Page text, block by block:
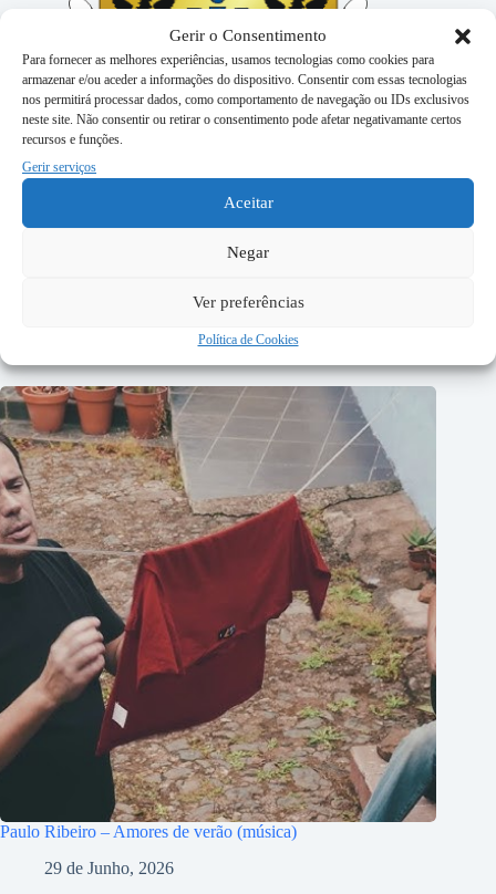
Gerir o Consentimento
Para fornecer as melhores experiências, usamos tecnologias como cookies para
armazenar e/ou aceder a informações do dispositivo. Consentir com essas tecnologias
nos permitirá processar dados, como comportamento de navegação ou IDs exclusivos
neste site. Não consentir ou retirar o consentimento pode afetar negativamante certos
recursos e funções.
Gerir serviços
Aceitar
Negar
Ver preferências
Política de Cookies
Paulo Ribeiro – Amores de verão (música)
29 de Junho, 2026